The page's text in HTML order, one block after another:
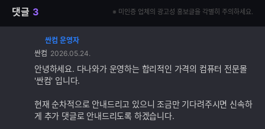
댓글 3 ※ 미인증 업체의 광고성 홍보글을 각별히 주의하세요.
싼컴 운영자
싼컴 2026.05.24.
안녕하세요. 다나와가 운영하는 합리적인 가격의 컴퓨터 전문몰
'싼컴' 입니다.
현재 순차적으로 안내드리고 있으니 조금만 기다려주시면 신속하
게 추가 댓글로 안내드리도록 하겠습니다.